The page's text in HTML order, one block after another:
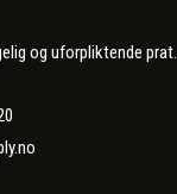
og uforpliktende prat.